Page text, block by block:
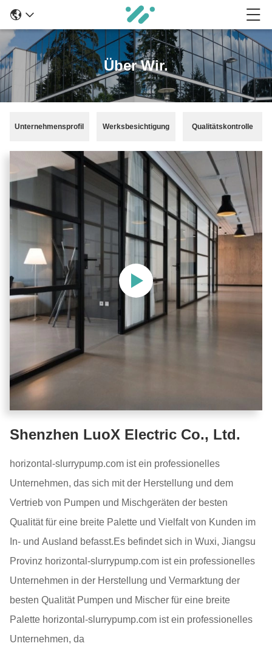
Über Wir.
Unternehmensprofil Werksbesichtigung Qualitätskontrolle
Shenzhen LuoX Electric Co., Ltd.
horizontal-slurrypump.com ist ein professionelles
Unternehmen, das sich mit der Herstellung und dem
Vertrieb von Pumpen und Mischgeräten der besten
Qualität für eine breite Palette und Vielfalt von Kunden im
In- und Ausland befasst.Es befindet sich in Wuxi, Jiangsu
Provinz horizontal-slurrypump.com ist ein professionelles
Unternehmen in der Herstellung und Vermarktung der
besten Qualität Pumpen und Mischer für eine breite
Palette horizontal-slurrypump.com ist ein professionelles
Unternehmen, da